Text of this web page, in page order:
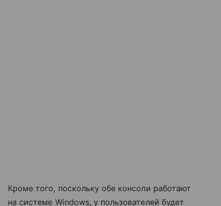
Кроме того, поскольку обе консоли работают
на системе Windows, у пользователей будет